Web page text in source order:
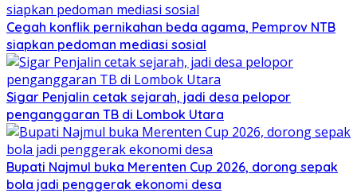
Cegah konflik pernikahan beda agama, Pemprov NTB
siapkan pedoman mediasi sosial
Sigar Penjalin cetak sejarah, jadi desa pelopor
penganggaran TB di Lombok Utara
Bupati Najmul buka Merenten Cup 2026, dorong sepak
bola jadi penggerak ekonomi desa